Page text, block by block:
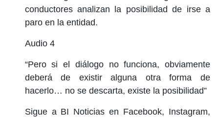
conductores analizan la posibilidad de irse a
paro en la entidad.
Audio 4
“Pero si el diálogo no funciona, obviamente
deberá de existir alguna otra forma de
hacerlo… no se descarta, existe la posibilidad”
Sigue a BI Noticias en Facebook, Instagram,